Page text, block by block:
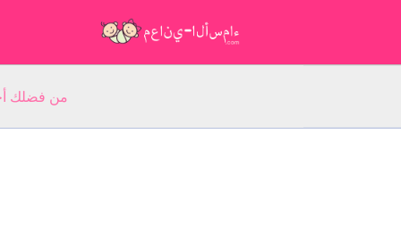
من فضلك أجب عن 5 أسئلة عن